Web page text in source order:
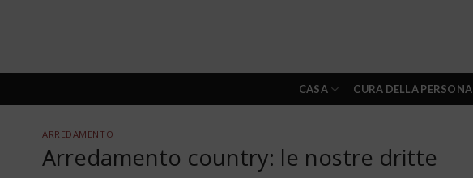
CASA CURA DELLA PERSONA
ARREDAMENTO
Arredamento country: le nostre dritte